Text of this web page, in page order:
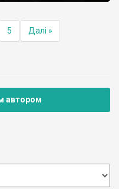
5 Далі »
автором